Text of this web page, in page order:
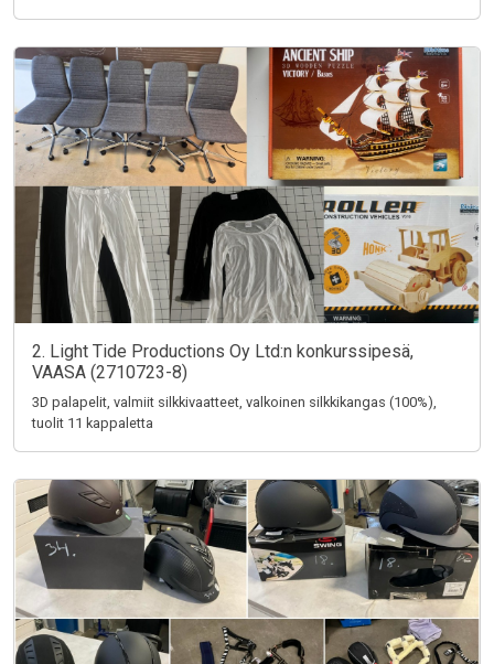
2. Light Tide Productions Oy Ltd:n konkurssipesä,
VAASA (2710723-8)
3D palapelit, valmiit silkkivaatteet, valkoinen silkkikangas (100%),
tuolit 11 kappaletta